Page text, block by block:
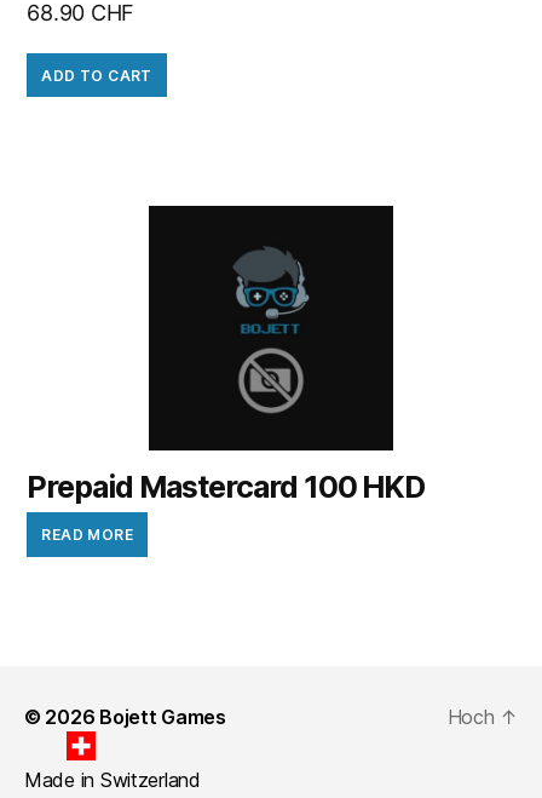
68.90 CHF
ADD TO CART
Prepaid Mastercard 100 HKD
READ MORE
© 2026 Bojett Games
Made in Switzerland
Hoch ↑